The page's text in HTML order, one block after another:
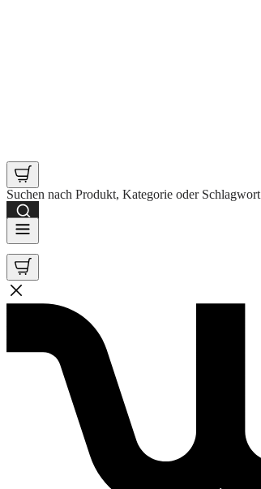
Suchen nach Produkt, Kategorie oder Schlagwort